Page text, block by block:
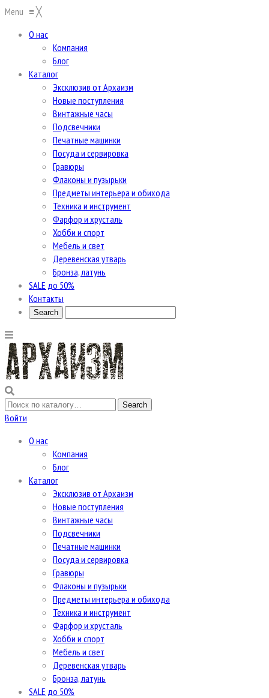
Menu ≡╳
О нас
Компания
Блог
Каталог
Эксклюзив от Архаизм
Новые поступления
Винтажные часы
Подсвечники
Печатные машинки
Посуда и сервировка
Гравюры
Флаконы и пузырьки
Предметы интерьера и обихода
Техника и инструмент
Фарфор и хрусталь
Хобби и спорт
Мебель и свет
Деревенская утварь
Бронза, латунь
SALE до 50%
Контакты
Войти
О нас
Компания
Блог
Каталог
Эксклюзив от Архаизм
Новые поступления
Винтажные часы
Подсвечники
Печатные машинки
Посуда и сервировка
Гравюры
Флаконы и пузырьки
Предметы интерьера и обихода
Техника и инструмент
Фарфор и хрусталь
Хобби и спорт
Мебель и свет
Деревенская утварь
Бронза, латунь
SALE до 50%